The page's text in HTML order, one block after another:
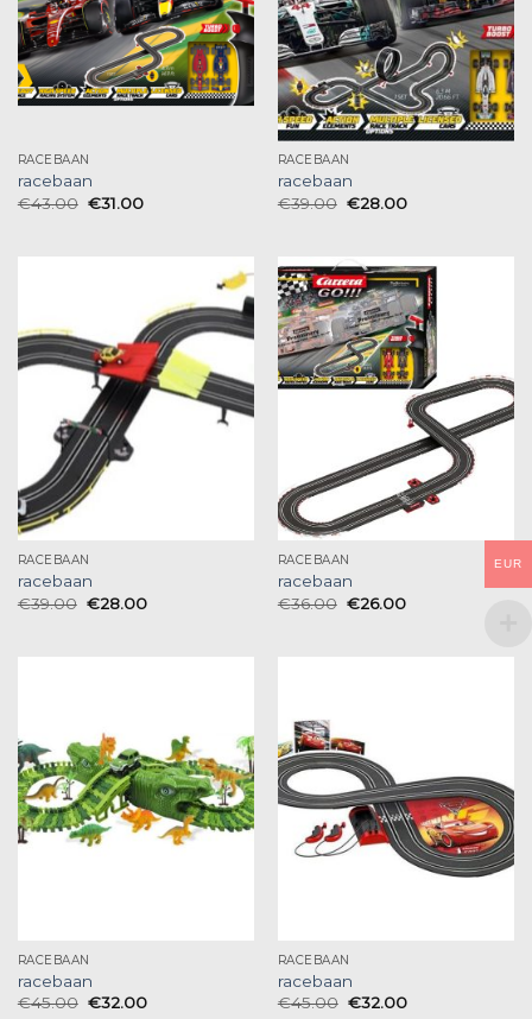
RACEBAAN
racebaan
€43.00 €31.00
RACEBAAN
racebaan
€39.00 €28.00
RACEBAAN
racebaan
€39.00 €28.00
RACEBAAN
racebaan
€36.00 €26.00
RACEBAAN
racebaan
€45.00 €32.00
RACEBAAN
racebaan
€45.00 €32.00
EUR